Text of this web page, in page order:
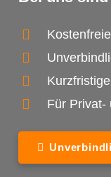
Für Privat-